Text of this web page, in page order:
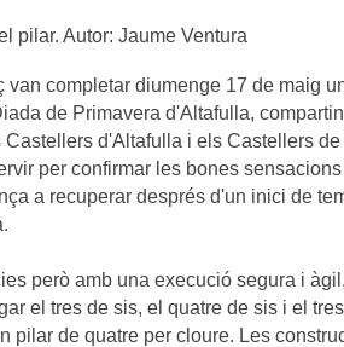
pilar. Autor: Jaume Ventura
van completar diumenge 17 de maig
de Primavera d'Altafulla,
Castellers d'Altafulla i els Castellers
per confirmar les bones
a recuperar després d'un inici de
però amb una execució segura i
el tres de sis, el quatre de sis i el
pilar de quatre per cloure. Les